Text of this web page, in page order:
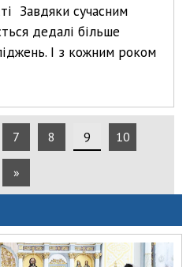
Завдяки сучасним
дедалі більше
І з кожним роком
7 8 9 10
»